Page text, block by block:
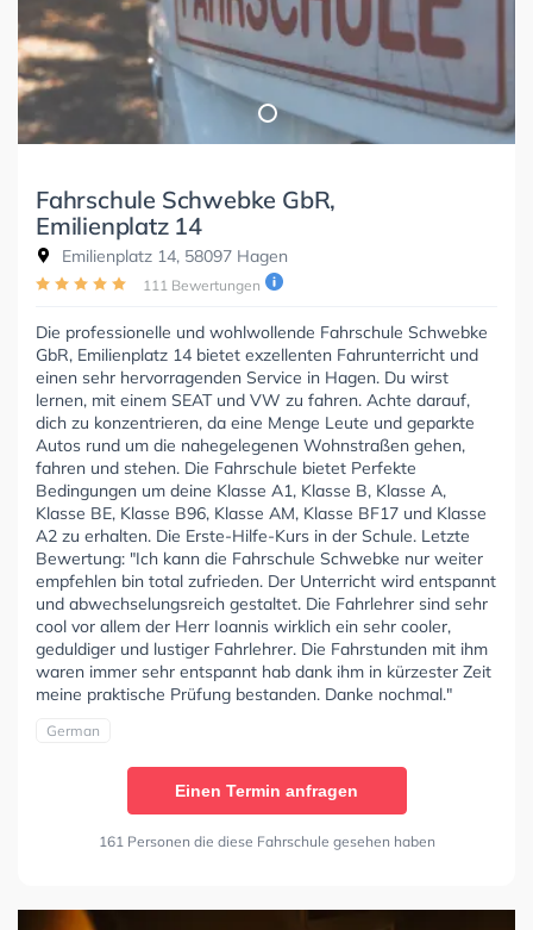
Fahrschule Schwebke GbR,
Emilienplatz 14
Emilienplatz 14, 58097 Hagen
111 Bewertungen
Die professionelle und wohlwollende Fahrschule Schwebke
GbR, Emilienplatz 14 bietet exzellenten Fahrunterricht und
einen sehr hervorragenden Service in Hagen. Du wirst
lernen, mit einem SEAT und VW zu fahren. Achte darauf,
dich zu konzentrieren, da eine Menge Leute und geparkte
Autos rund um die nahegelegenen Wohnstraßen gehen,
fahren und stehen. Die Fahrschule bietet Perfekte
Bedingungen um deine Klasse A1, Klasse B, Klasse A,
Klasse BE, Klasse B96, Klasse AM, Klasse BF17 und Klasse
A2 zu erhalten. Die Erste-Hilfe-Kurs in der Schule. Letzte
Bewertung: "Ich kann die Fahrschule Schwebke nur weiter
empfehlen bin total zufrieden. Der Unterricht wird entspannt
und abwechselungsreich gestaltet. Die Fahrlehrer sind sehr
cool vor allem der Herr Ioannis wirklich ein sehr cooler,
geduldiger und lustiger Fahrlehrer. Die Fahrstunden mit ihm
waren immer sehr entspannt hab dank ihm in kürzester Zeit
meine praktische Prüfung bestanden. Danke nochmal."
German
Einen Termin anfragen
161 Personen die diese Fahrschule gesehen haben